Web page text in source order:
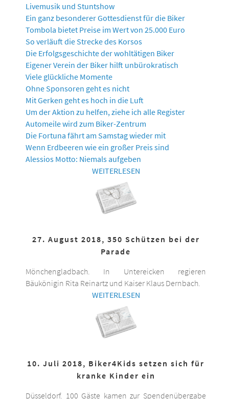
Livemusik und Stuntshow
Ein ganz besonderer Gottesdienst für die Biker
Tombola bietet Preise im Wert von 25.000 Euro
So verläuft die Strecke des Korsos
Die Erfolgsgeschichte der wohltätigen Biker
Eigener Verein der Biker hilft unbürokratisch
Viele glückliche Momente
Ohne Sponsoren geht es nicht
Mit Gerken geht es hoch in die Luft
Um der Aktion zu helfen, ziehe ich alle Register
Automeile wird zum Biker-Zentrum
Die Fortuna fährt am Samstag wieder mit
Wenn Erdbeeren wie ein großer Preis sind
Alessios Motto: Niemals aufgeben
WEITERLESEN
27. August 2018, 350 Schützen bei der
Parade
Mönchengladbach. In Untereicken regieren
Bäukönigin Rita Reinartz und Kaiser Klaus Dernbach.
WEITERLESEN
10. Juli 2018, Biker4Kids setzen sich für
kranke Kinder ein
Düsseldorf. 100 Gäste kamen zur Spendenübergabe